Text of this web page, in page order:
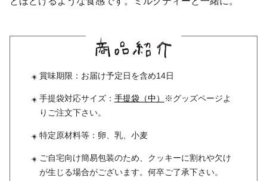
賞味期限：お届け予定日を含め14日
手提袋対応サイズ： 手提袋（中）
※グッズページよ
りご注文下さい。
特定原材料等：卵、乳、小麦
ご自宅向け簡易包装のため、クッキーに割れや欠け
が生じる場合がございます。何卒ご了承下さい。